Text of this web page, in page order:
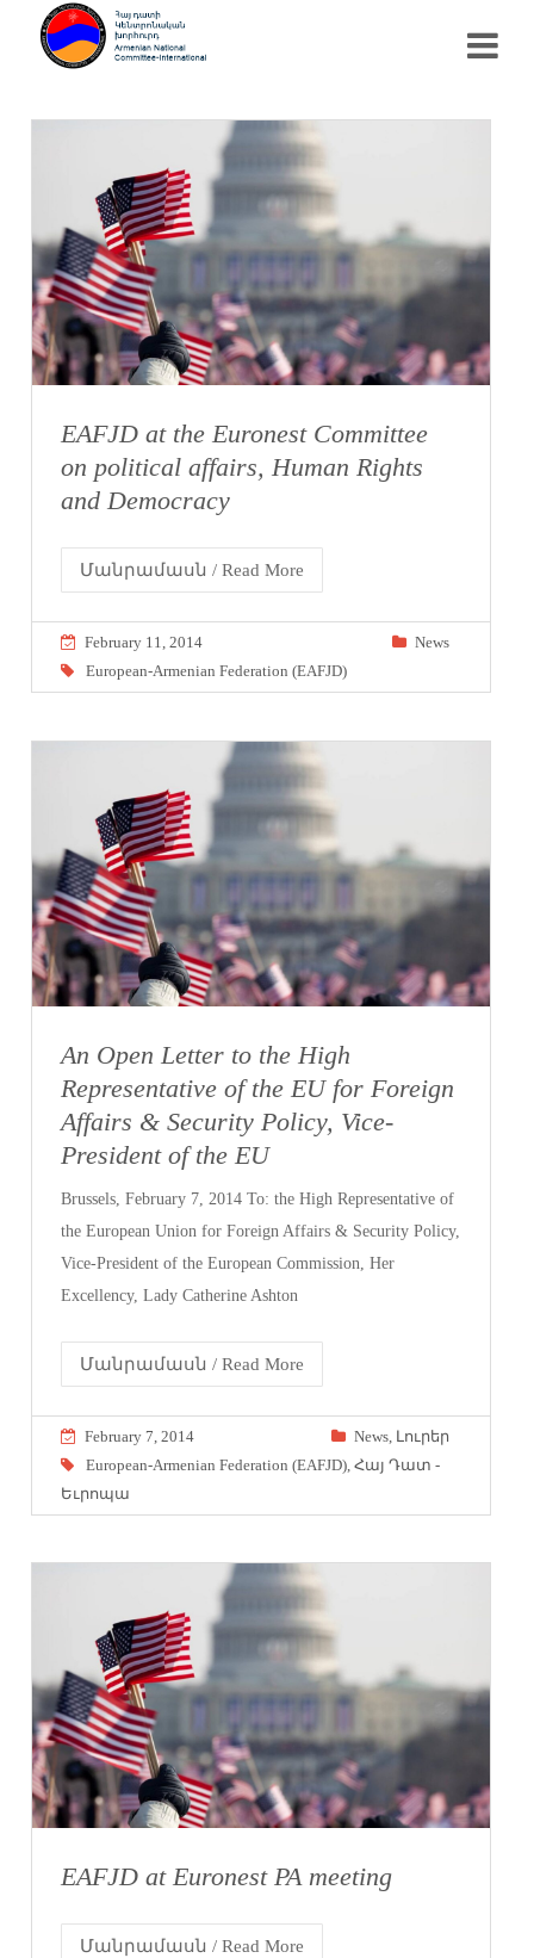
EAFJD at the Euronest Committee
on political affairs, Human Rights
and Democracy
Մանրամասն / Read More
February 11, 2014
News
European-Armenian Federation (EAFJD)
An Open Letter to the High
Representative of the EU for Foreign
Affairs & Security Policy, Vice-
President of the EU
Brussels, February 7, 2014 To: the High Representative of
the European Union for Foreign Affairs & Security Policy,
Vice-President of the European Commission, Her
Excellency, Lady Catherine Ashton
Մանրամասն / Read More
February 7, 2014 News, Լուրեր
European-Armenian Federation (EAFJD) ,Հայ Դատ -
Եւրոպա
EAFJD at Euronest PA meeting
Մանրամասն / Read More